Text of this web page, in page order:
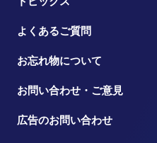
よくあるご質問
お忘れ物について
お問い合わせ・ご意見
広告のお問い合わせ